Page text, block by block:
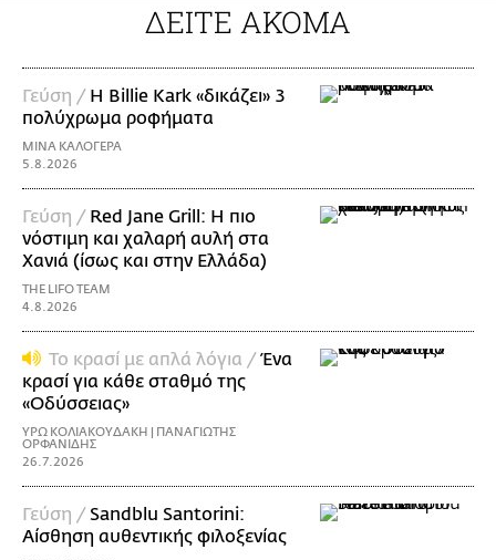
ΔΕΙΤΕ ΑΚΟΜΑ
Γεύση / H Billie Kark «δικάζει» 3
πολύχρωμα ροφήματα
ΜΙΝΑ ΚΑΛΟΓΕΡΑ
5.8.2026
Γεύση / Red Jane Grill: Η πιο
νόστιμη και χαλαρή αυλή στα
Χανιά (ίσως και στην Ελλάδα)
THE LIFO TEAM
4.8.2026
Το κρασί με απλά λόγια /Ένα
κρασί για κάθε σταθμό της
«Οδύσσειας»
ΥΡΩ ΚΟΛΙΑΚΟΥΔΑΚΗ | ΠΑΝΑΓΙΩΤΗΣ
ΟΡΦΑΝΙΔΗΣ
26.7.2026
Γεύση / Sandblu Santorini:
Αίσθηση αυθεντικής φιλοξενίας